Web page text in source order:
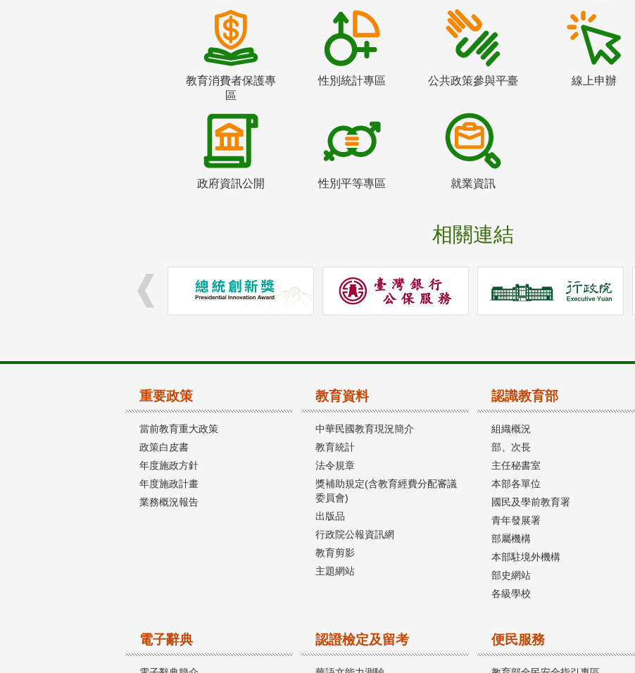
教育消費者保護專
區
性別統計專區 公共政策參與平臺 線上申辦
政府資訊公開 性別平等專區 就業資訊
相關連結
重要政策
當前教育重大政策
政策白皮書
年度施政方針
年度施政計畫
業務概況報告
教育資料
中華民國教育現況簡介
教育統計
法令規章
獎補助規定(含教育經費分配審議
委員會)
出版品
行政院公報資訊網
教育剪影
主題網站
認識教育部
組織概況
部、次長
主任秘書室
本部各單位
國民及學前教育署
青年發展署
部屬機構
本部駐境外機構
部史網站
各級學校
電子辭典 認證檢定及留考 便民服務